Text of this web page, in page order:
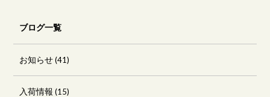
ブログ一覧
お知らせ(41)
入荷情報 (15)